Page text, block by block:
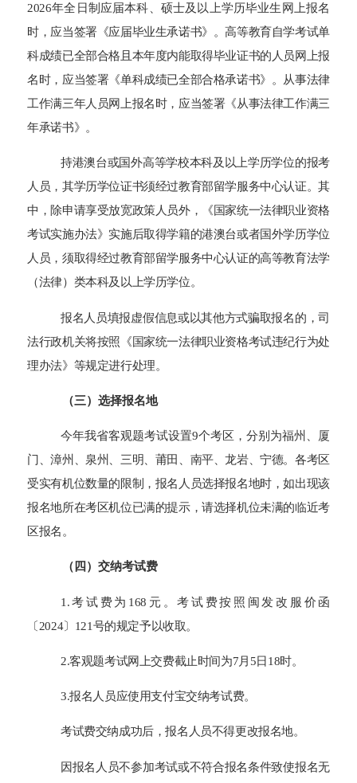
2026年全日制应届本科、硕士及以上学历毕业生网上报名
时，应当签署《应届毕业生承诺书》。高等教育自学考试单
科成绩已全部合格且本年度内能取得毕业证书的人员网上报
名时，应当签署《单科成绩已全部合格承诺书》。从事法律
工作满三年人员网上报名时，应当签署《从事法律工作满三
年承诺书》。
持港澳台或国外高等学校本科及以上学历学位的报考
人员，其学历学位证书须经过教育部留学服务中心认证。其
中，除申请享受放宽政策人员外，《国家统一法律职业资格
考试实施办法》实施后取得学籍的港澳台或者国外学历学位
人员，须取得经过教育部留学服务中心认证的高等教育法学
（法律）类本科及以上学历学位。
报名人员填报虚假信息或以其他方式骗取报名的，司
法行政机关将按照《国家统一法律职业资格考试违纪行为处
理办法》等规定进行处理。
（三）选择报名地
今年我省客观题考试设置9个考区，分别为福州、厦
门、漳州、泉州、三明、莆田、南平、龙岩、宁德。各考区
受实有机位数量的限制，报名人员选择报名地时，如出现该
报名地所在考区机位已满的提示，请选择机位未满的临近考
区报名。
（ 四 ）交纳考试费
1.考试费为168元。考试费按照闽发改服价函
〔2024〕121号的规定予以收取。
2.客观题考试网上交费截止时间为7月5日18时。
3.报名人员应使用支付宝交纳考试费。
考试费交纳成功后，报名人员不得更改报名地。
因报名人员不参加考试或不符合报名条件致使报名无